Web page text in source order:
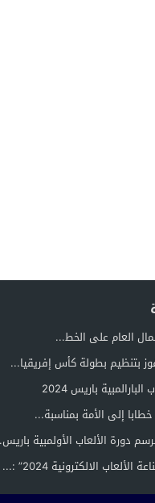
العام على الخط...
بتنظيم بطولة كأس إفريقيا...
باريس 2024
إلى الأمة بمناسبة...
دورة الألعاب الأولمبية
الالكترونية 2024” :...